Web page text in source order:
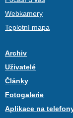
Webkamery
Teplotní mapa
Archiv
Uživatelé
Články
Fotogalerie
Aplikace na